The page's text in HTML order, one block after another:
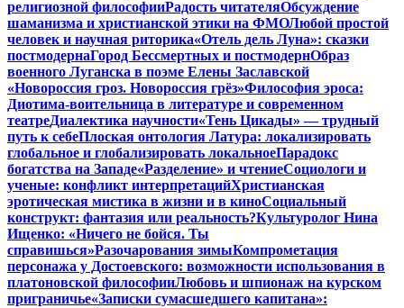
религиозной философииРадость читателяОбсуждение
шаманизма и христианской этики на ФМОЛюбой простой
человек и научная риторика«Отель дель Луна»: сказки
постмодернаГород Бессмертных и постмодернОбраз
военного Луганска в поэме Елены Заславской
«Новороссия гроз. Новороссия грёз»Философия эроса:
Диотима-воительница в литературе и современном
театреДиалектика научности«Тень Цикады» — трудный
путь к себеПлоская онтология Латура: локализировать
глобальное и глобализировать локальноеПарадокс
богатства на Западе«Разделение» и чтениеСоциологи и
ученые: конфликт интерпретацийХристианская
эротическая мистика в жизни и в киноСоциальный
конструкт: фантазия или реальность?Культуролог Нина
Ищенко: «Ничего не бойся. Ты
справишься»Разочарования зимыКомпрометация
персонажа у Достоевского: возможности использования в
платоновской философииЛюбовь и шпионаж на курском
приграничье«Записки сумасшедшего капитана»: